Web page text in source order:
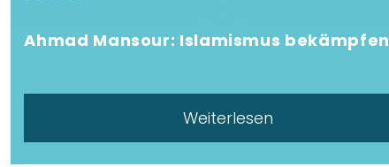
Ahmad Mansour: Islamismus bekämpfen
Weiterlesen